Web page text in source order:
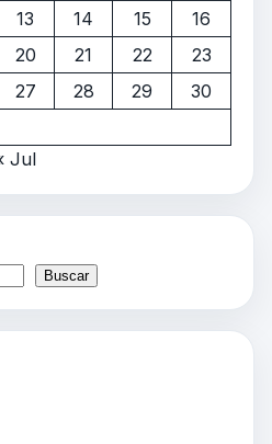
13 14 15
16
20 21 22
23
27 28 29
30
Jul
Buscar